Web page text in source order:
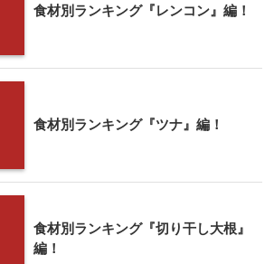
食材別ランキング『レンコン』編！
食材別ランキング『ツナ』編！
食材別ランキング『切り干し大根』
編！